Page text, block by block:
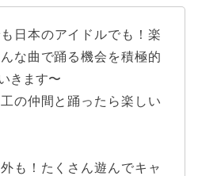
日本のアイドルでも！楽
な曲で踊る機会を積極的
きます〜
の仲間と踊ったら楽しい
も！たくさん遊んでキャ